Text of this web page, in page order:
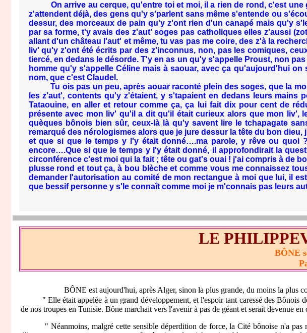
On arrive au cerque, qu'entre toi et moi, il a rien de rond, c'est une
z'attendent déjà, des gens qu'y s'parlent sans même s'entende ou
dessur, des morceaux de pain qu'y z'ont rien d'un canapé mais qu'y
par sa forme, t'y avais des z'aut' soges pas catholiques elles z'aussi
allant d'un château l'aut' et même, tu vas pas me coire, des z'à la
liv' qu'y z'ont été écrits par des z'inconnus, non, pas les comiques,
tiercé, en dedans le désorde. T'y en as un qu'y s'appelle Proust, non
homme qu'y s'appelle Céline mais à saouar, avec ça qu'aujourd'hui
nom, que c'est Claudel.
Tu ois pas un peu, après aouar raconté plein des soges, que la
les z'aut', contents qu'y z'étaient, y s'tapaient en dedans leurs
Tataouine, en aller et retour comme ça, ça lui fait dix pour cent de
présente avec mon liv' qu'il a dit qu'il était curieux alors que mon liv',
quèques bônois bien sûr, ceux-là là qu'y savent lire le tchapagate
remarqué des nérologismes alors que je jure dessur la tête du bon
et que si que le temps y l'y était donné….ma parole, y rêve ou quoi
encore….Que si que le temps y l'y était donné, il approfondirait la
circonférence c'est moi qui la fait ; tête ou gat's ouai ! j'ai compris à de
plusse rond et tout ça, à bou blèche et comme vous me connaissez
demander l'autorisation au comité de mon rectangue à moi que lui, il
que bessif personne y s'le connaît comme moi je m'connais pas leurs
LE
BÔNE
BÔNE est aujourd'hui, après Alger, sinon la plus grande, du moins la plus
" Elle était appelée à un grand développement, et l'espoir tant caressé des Bônois
de nos troupes en Tunisie. Bône marchait vers l'avenir à pas de géant et serait devenue
" Néanmoins, malgré cette sensible déperdition de force, la Cité bônoise n'a pas